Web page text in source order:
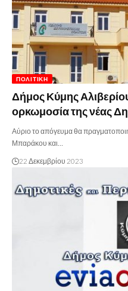
ΠΟΛΙΤΙΚΉ
Δήμος Κύμης
ορκωμοσία της νέας
Αύριο το απόγευμα θα
Μπαράκου και…
22 Δεκεμβρίου 2023